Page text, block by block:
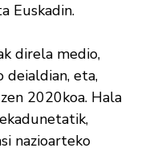
Euskadin.
direla medio,
deialdian, eta,
2020koa. Hala
nazioarteko